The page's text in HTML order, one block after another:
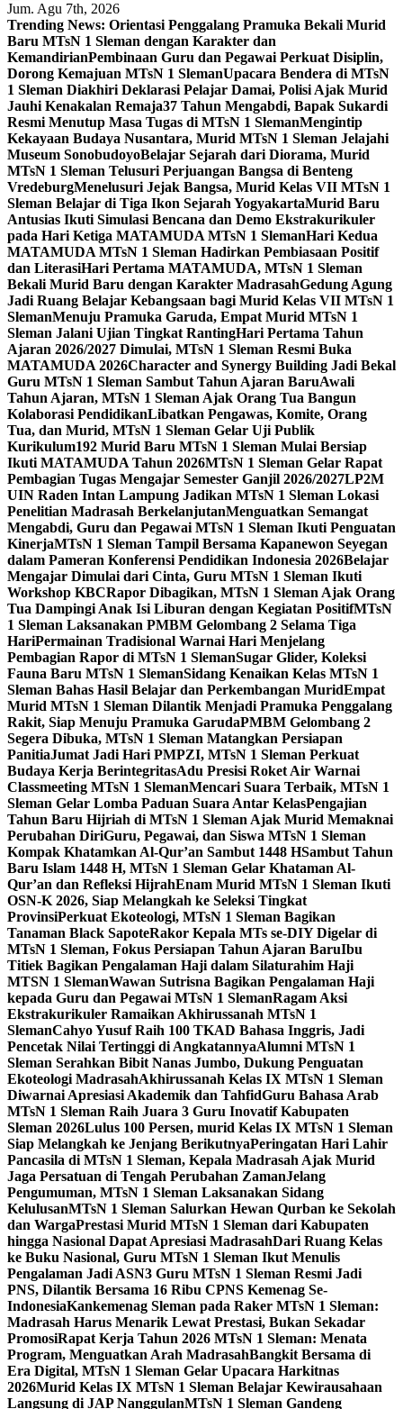
Jum. Agu 7th, 2026
Trending News: Orientasi Penggalang Pramuka Bekali Murid
Baru MTsN 1 Sleman dengan Karakter dan
KemandirianPembinaan Guru dan Pegawai Perkuat Disiplin,
Dorong Kemajuan MTsN 1 SlemanUpacara Bendera di MTsN
1 Sleman Diakhiri Deklarasi Pelajar Damai, Polisi Ajak Murid
Jauhi Kenakalan Remaja37 Tahun Mengabdi, Bapak Sukardi
Resmi Menutup Masa Tugas di MTsN 1 SlemanMengintip
Kekayaan Budaya Nusantara, Murid MTsN 1 Sleman Jelajahi
Museum SonobudoyoBelajar Sejarah dari Diorama, Murid
MTsN 1 Sleman Telusuri Perjuangan Bangsa di Benteng
VredeburgMenelusuri Jejak Bangsa, Murid Kelas VII MTsN 1
Sleman Belajar di Tiga Ikon Sejarah YogyakartaMurid Baru
Antusias Ikuti Simulasi Bencana dan Demo Ekstrakurikuler
pada Hari Ketiga MATAMUDA MTsN 1 SlemanHari Kedua
MATAMUDA MTsN 1 Sleman Hadirkan Pembiasaan Positif
dan LiterasiHari Pertama MATAMUDA, MTsN 1 Sleman
Bekali Murid Baru dengan Karakter MadrasahGedung Agung
Jadi Ruang Belajar Kebangsaan bagi Murid Kelas VII MTsN 1
SlemanMenuju Pramuka Garuda, Empat Murid MTsN 1
Sleman Jalani Ujian Tingkat RantingHari Pertama Tahun
Ajaran 2026/2027 Dimulai, MTsN 1 Sleman Resmi Buka
MATAMUDA 2026Character and Synergy Building Jadi Bekal
Guru MTsN 1 Sleman Sambut Tahun Ajaran BaruAwali
Tahun Ajaran, MTsN 1 Sleman Ajak Orang Tua Bangun
Kolaborasi PendidikanLibatkan Pengawas, Komite, Orang
Tua, dan Murid, MTsN 1 Sleman Gelar Uji Publik
Kurikulum192 Murid Baru MTsN 1 Sleman Mulai Bersiap
Ikuti MATAMUDA Tahun 2026MTsN 1 Sleman Gelar Rapat
Pembagian Tugas Mengajar Semester Ganjil 2026/2027LP2M
UIN Raden Intan Lampung Jadikan MTsN 1 Sleman Lokasi
Penelitian Madrasah BerkelanjutanMenguatkan Semangat
Mengabdi, Guru dan Pegawai MTsN 1 Sleman Ikuti Penguatan
KinerjaMTsN 1 Sleman Tampil Bersama Kapanewon Seyegan
dalam Pameran Konferensi Pendidikan Indonesia 2026Belajar
Mengajar Dimulai dari Cinta, Guru MTsN 1 Sleman Ikuti
Workshop KBCRapor Dibagikan, MTsN 1 Sleman Ajak Orang
Tua Dampingi Anak Isi Liburan dengan Kegiatan PositifMTsN
1 Sleman Laksanakan PMBM Gelombang 2 Selama Tiga
HariPermainan Tradisional Warnai Hari Menjelang
Pembagian Rapor di MTsN 1 SlemanSugar Glider, Koleksi
Fauna Baru MTsN 1 SlemanSidang Kenaikan Kelas MTsN 1
Sleman Bahas Hasil Belajar dan Perkembangan MuridEmpat
Murid MTsN 1 Sleman Dilantik Menjadi Pramuka Penggalang
Rakit, Siap Menuju Pramuka GarudaPMBM Gelombang 2
Segera Dibuka, MTsN 1 Sleman Matangkan Persiapan
PanitiaJumat Jadi Hari PMPZI, MTsN 1 Sleman Perkuat
Budaya Kerja BerintegritasAdu Presisi Roket Air Warnai
Classmeeting MTsN 1 SlemanMencari Suara Terbaik, MTsN 1
Sleman Gelar Lomba Paduan Suara Antar KelasPengajian
Tahun Baru Hijriah di MTsN 1 Sleman Ajak Murid Memaknai
Perubahan DiriGuru, Pegawai, dan Siswa MTsN 1 Sleman
Kompak Khatamkan Al-Qur’an Sambut 1448 HSambut Tahun
Baru Islam 1448 H, MTsN 1 Sleman Gelar Khataman Al-
Qur’an dan Refleksi HijrahEnam Murid MTsN 1 Sleman Ikuti
OSN-K 2026, Siap Melangkah ke Seleksi Tingkat
ProvinsiPerkuat Ekoteologi, MTsN 1 Sleman Bagikan
Tanaman Black SapoteRakor Kepala MTs se-DIY Digelar di
MTsN 1 Sleman, Fokus Persiapan Tahun Ajaran BaruIbu
Titiek Bagikan Pengalaman Haji dalam Silaturahim Haji
MTSN 1 SlemanWawan Sutrisna Bagikan Pengalaman Haji
kepada Guru dan Pegawai MTsN 1 SlemanRagam Aksi
Ekstrakurikuler Ramaikan Akhirussanah MTsN 1
SlemanCahyo Yusuf Raih 100 TKAD Bahasa Inggris, Jadi
Pencetak Nilai Tertinggi di AngkatannyaAlumni MTsN 1
Sleman Serahkan Bibit Nanas Jumbo, Dukung Penguatan
Ekoteologi MadrasahAkhirussanah Kelas IX MTsN 1 Sleman
Diwarnai Apresiasi Akademik dan TahfidGuru Bahasa Arab
MTsN 1 Sleman Raih Juara 3 Guru Inovatif Kabupaten
Sleman 2026Lulus 100 Persen, murid Kelas IX MTsN 1 Sleman
Siap Melangkah ke Jenjang BerikutnyaPeringatan Hari Lahir
Pancasila di MTsN 1 Sleman, Kepala Madrasah Ajak Murid
Jaga Persatuan di Tengah Perubahan ZamanJelang
Pengumuman, MTsN 1 Sleman Laksanakan Sidang
KelulusanMTsN 1 Sleman Salurkan Hewan Qurban ke Sekolah
dan WargaPrestasi Murid MTsN 1 Sleman dari Kabupaten
hingga Nasional Dapat Apresiasi MadrasahDari Ruang Kelas
ke Buku Nasional, Guru MTsN 1 Sleman Ikut Menulis
Pengalaman Jadi ASN3 Guru MTsN 1 Sleman Resmi Jadi
PNS, Dilantik Bersama 16 Ribu CPNS Kemenag Se-
IndonesiaKankemenag Sleman pada Raker MTsN 1 Sleman:
Madrasah Harus Menarik Lewat Prestasi, Bukan Sekadar
PromosiRapat Kerja Tahun 2026 MTsN 1 Sleman: Menata
Program, Menguatkan Arah MadrasahBangkit Bersama di
Era Digital, MTsN 1 Sleman Gelar Upacara Harkitnas
2026Murid Kelas IX MTsN 1 Sleman Belajar Kewirausahaan
Langsung di JAP NanggulanMTsN 1 Sleman Gandeng